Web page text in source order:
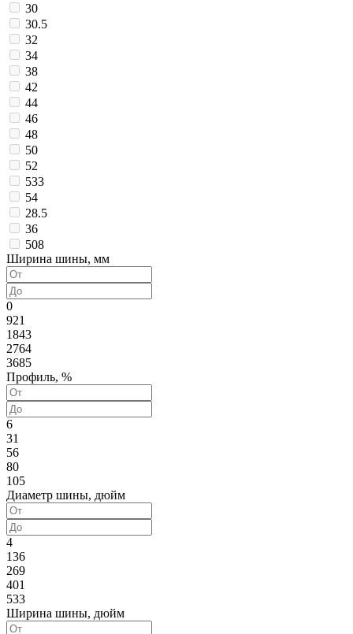
30
30.5
32
34
38
42
44
46
48
50
52
533
54
28.5
36
508
Ширина шины, мм
0
921
1843
2764
3685
Профиль, %
6
31
56
80
105
Диаметр шины, дюйм
4
136
269
401
533
Ширина шины, дюйм